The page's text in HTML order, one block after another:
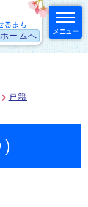
ホームへ メニュー
戸籍